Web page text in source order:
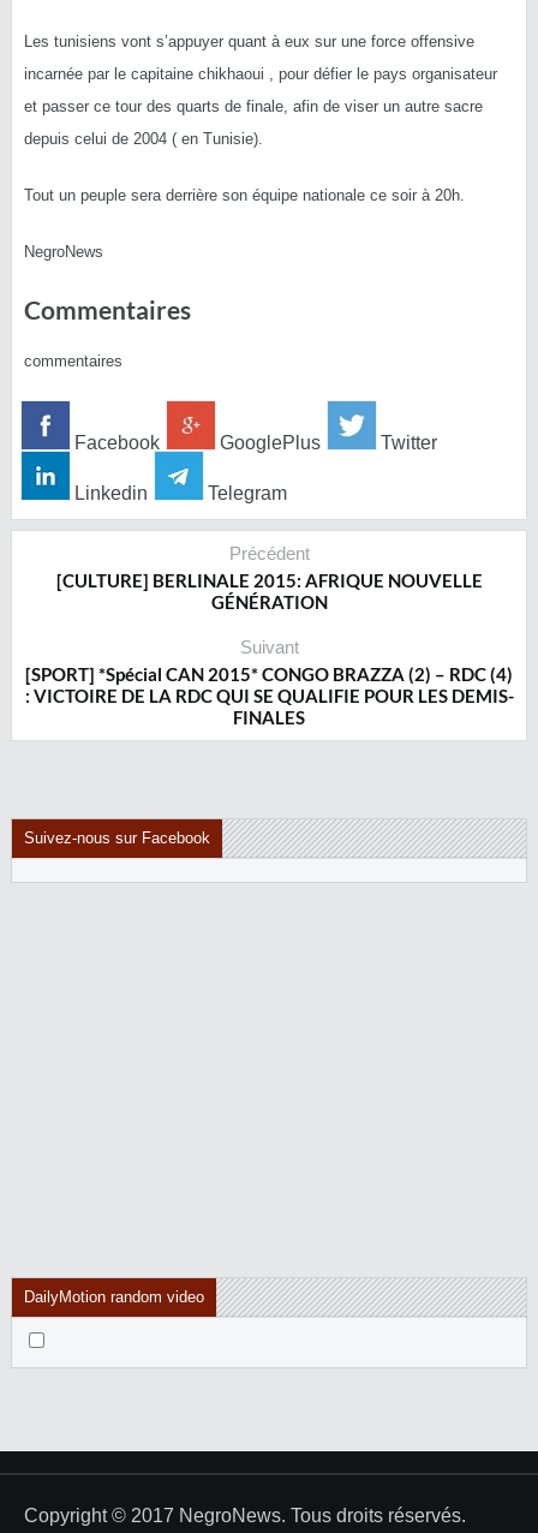
Les tunisiens vont s’appuyer quant à eux sur une force offensive
incarnée par le capitaine chikhaoui , pour défier le pays organisateur
et passer ce tour des quarts de finale, afin de viser un autre sacre
depuis celui de 2004 ( en Tunisie).
Tout un peuple sera derrière son équipe nationale ce soir à 20h.
NegroNews
Commentaires
commentaires
Facebook GooglePlus Twitter
Linkedin Telegram
Précédent
[CULTURE] BERLINALE 2015: AFRIQUE NOUVELLE
GÉNÉRATION
Suivant
[SPORT] *Spécial CAN 2015* CONGO BRAZZA (2) – RDC (4)
: VICTOIRE DE LA RDC QUI SE QUALIFIE POUR LES DEMIS-
FINALES
Suivez-nous sur Facebook
DailyMotion random video
Copyright © 2017 NegroNews. Tous droits réservés.